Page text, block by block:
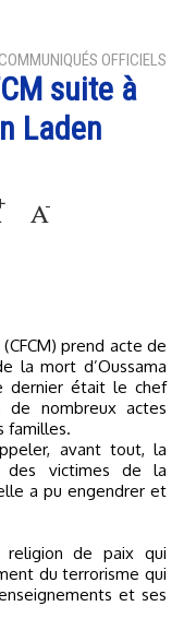
OFFICIELS
suite à
Laden
la mort d’Oussama
dernier était le chef
de nombreux actes
familles.
avant tout, la
des victimes de la
a pu engendrer et
religion de paix qui
du terrorisme qui
et ses